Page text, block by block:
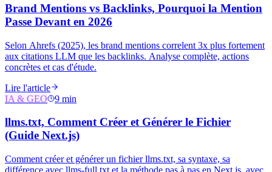
Brand Mentions vs Backlinks, Pourquoi la Mention
Passe Devant en 2026
Selon Ahrefs (2025), les brand mentions correlent 3x plus fortement
aux citations LLM que les backlinks. Analyse complète, actions
concrètes et cas d'étude.
Lire l'article
IA & GEO
9 min
llms.txt, Comment Créer et Générer le Fichier
(Guide Next.js)
Comment créer et générer un fichier llms.txt, sa syntaxe, sa
différence avec llms-full.txt et la méthode pas à pas en Next.js, avec